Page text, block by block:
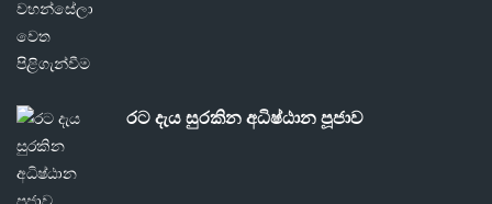
රට දැය සුරකින අධිෂ්ඨාන පූජාව